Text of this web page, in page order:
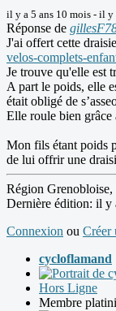
il y a 5 ans 10 mois - il y
Réponse de
J'ai offert cette
velos-complets-
Je trouve qu'elle est
A part le poids, elle
était obligé de
Elle roule bien grâce
Mon fils étant poids
de lui offrir une
Région Grenobloise,
Dernière édition: il y
Connexion ou Créer
cycloflamand
Hors Ligne
Membre